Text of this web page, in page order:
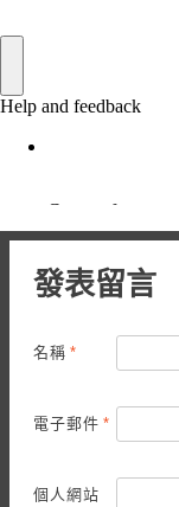
發表留言
名稱 *
電子郵件 *
個人網站